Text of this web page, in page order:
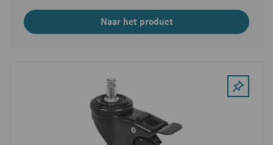
Naar het product